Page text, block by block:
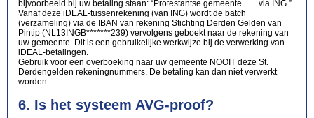
bijvoorbeeld bij uw betaling staan: “Protestantse gemeente ….. via ING.”
Vanaf deze iDEAL-tussenrekening (van ING) wordt de batch
(verzameling) via de IBAN van rekening Stichting Derden Gelden van
Pintip (NL13INGB*******239) vervolgens geboekt naar de rekening van
uw gemeente. Dit is een gebruikelijke werkwijze bij de verwerking van
iDEAL-betalingen.
Gebruik voor een overboeking naar uw gemeente NOOIT deze St.
Derdengelden rekeningnummers. De betaling kan dan niet verwerkt
worden.
6. Is het systeem AVG-proof?